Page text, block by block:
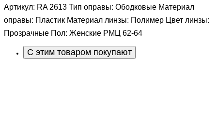
Артикул: RA 2613 Тип оправы: Ободковые Материал
оправы: Пластик Материал линзы: Полимер Цвет линзы:
Прозрачные Пол: Женские РМЦ 62-64
С этим товаром покупают